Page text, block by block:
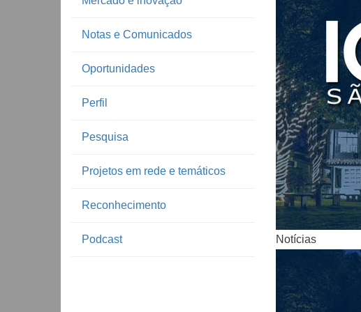
Notas e Comunicados
Oportunidades
Perfil
Pesquisa
Projetos em rede e temáticos
Reconhecimento
Podcast
Notícias
Notícias